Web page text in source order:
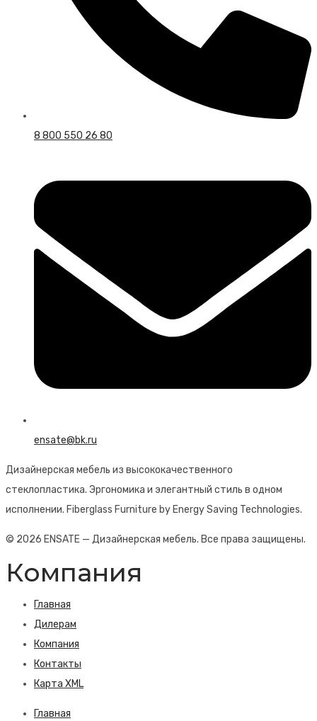
8 800 550 26 80
ensate@bk.ru
Дизайнерская мебель из высококачественного
стеклопластика. Эргономика и элегантный стиль в одном
исполнении. Fiberglass Furniture by Energy Saving Technologies.
© 2026 ENSATE — Дизайнерская мебель. Все права защищены.
Компания
Главная
Дилерам
Компания
Контакты
Карта XML
Главная